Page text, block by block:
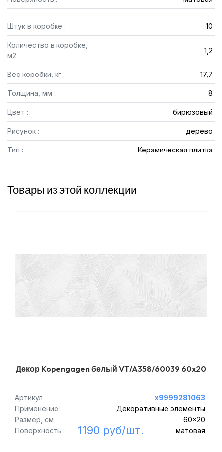
Штук в коробке : 10
Количество в коробке,
м2 :
1,2
Вес коробки, кг : 17,7
Толщина, мм : 8
Цвет : бирюзовый
Рисунок : дерево
Тип : Керамическая плитка
Товары из этой коллекции
Декор Kopengagen белый VT/A358/60039 60x20
Артикул
х9999281063
Применение :
Декоративные элементы
Размер, см :
60x20
Поверхность :
матовая
1190 руб/шт.